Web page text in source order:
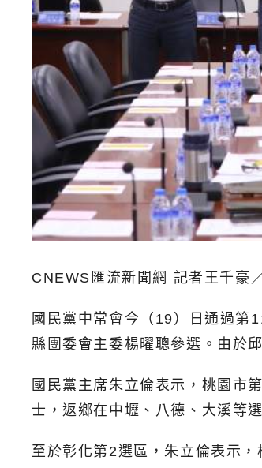
CNEWS匯流新聞網 記者王千豪
國民黨中常會今（19）日通過第
縣團委會主委楊曜聰參選。由於
國民黨主席朱立倫表示，桃園市
士，返鄉在中壢、八德、大溪等
至於彰化第2選區，朱立倫表示